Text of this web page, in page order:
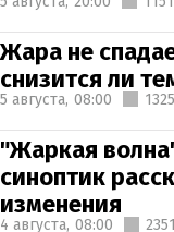
Жара не
снизится ли
5 августа, 08:00 1325
"Жаркая
синоптик
изменения
4 августа, 08:00 2351